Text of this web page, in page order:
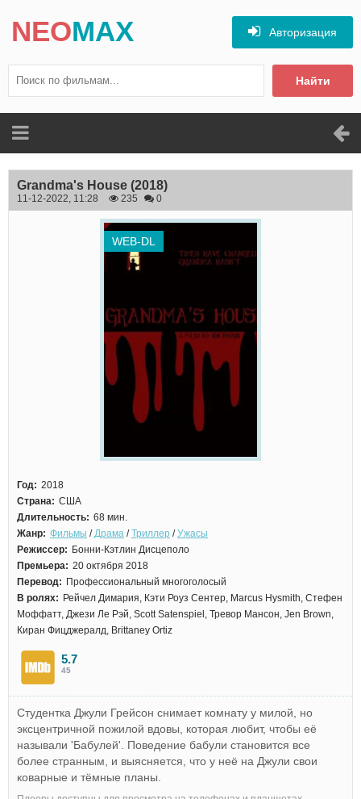
NEOMAX
Найти
Авторизация
Grandma's House (2018)
11-12-2022, 11:28 235 0
WEB-DL
Год: 2018
Страна: США
Длительность: 68 мин.
Жанр: Фильмы /Драма /Триллер /Ужасы
Режиссер: Бонни-Кэтлин Дисцеполо
Премьера: 20 октября 2018
Перевод: Профессиональный многоголосый
В ролях: Рейчел Димария, Кэти Роуз Сентер, Marcus Hysmith, Стефен
Моффатт, Джези Ле Рэй, Scott Satenspiel, Тревор Мансон, Jen Brown,
Киран Фицджералд, Brittaney Ortiz
5.7
45
Студентка Джули Грейсон снимает комнату у милой, но
эксцентричной пожилой вдовы, которая любит, чтобы её
называли 'Бабулей'. Поведение бабули становится все
более странным, и выясняется, что у неё на Джули свои
коварные и тёмные планы.